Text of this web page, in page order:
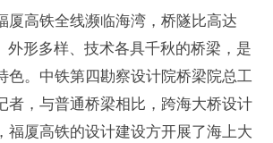
厦高铁全线濒临海湾，桥隧比高达
外形多样、技术各具千秋的桥梁，是
色。中铁第四勘察设计院桥梁院总工
者，与普通桥梁相比，跨海大桥设计
福厦高铁的设计建设方开展了海上大